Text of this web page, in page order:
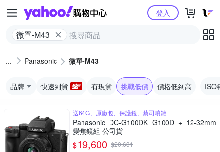
Yahoo購物中心
微單-M43
登入
Panasonic 微單-M43
品牌 快速到貨 有現貨 挑戰低價 價格低到高 ISO
送64G、原廠包、保護鏡、蔡司噴罐
Panasonic DC-G100DK G100D + 12-32mm
變焦鏡組 公司貨
$19,600 $20,631